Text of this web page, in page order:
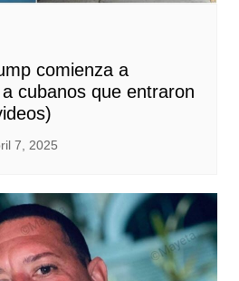
comienza a
cubanos que entraron
7, 2025